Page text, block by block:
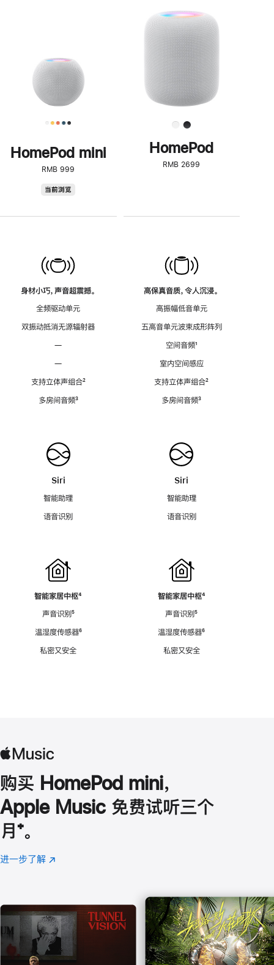
HomePod mini
RMB 999
当前浏览
身材小巧，声音超震撼。
全频驱动单元
双振动抵消无源辐射器
—
—
支持立体声组合脚
²
多房间音频脚
³
Siri
智能助理
语音识别
智能家居中枢脚
⁴
声音识别脚
⁵
温湿度传感器脚
⁶
私密又安全
步
了
解
HomePod<
HomePod
RMB 2699
高保真音质，令人沉浸。
高振幅低音单元
五高音单元波束成形阵列
空间音频脚
¹
室内空间感应
支持立体声组合脚
²
多房间音频脚
³
Siri
智能助理
语音识别
智能家居中枢脚
⁴
声音识别脚
⁵
温湿度传感器脚
⁶
私密又安全
购买 HomePod mini，
Apple Music 免费试听三个
月 脚
注
⁺。
进一步了解 Apple
(在
口
中
打
开)